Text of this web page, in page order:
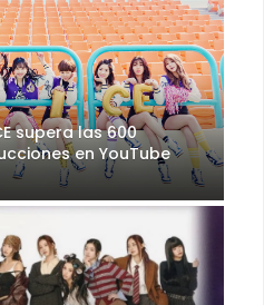
supera las 600
en YouTube